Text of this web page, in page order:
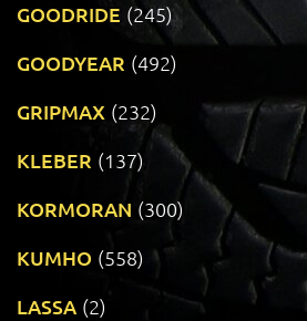
GOODRIDE (245)
GOODYEAR (492)
GRIPMAX (232)
KLEBER (137)
KORMORAN (300)
KUMHO (558)
LASSA (2)